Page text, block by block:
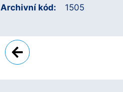
Archivní kód:
1505
Zpět